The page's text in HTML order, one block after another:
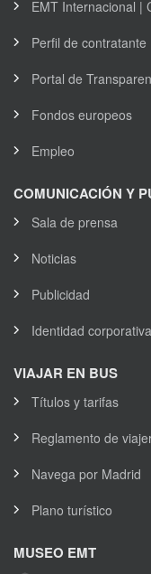
EMT Internacional |
Perfil de contratante
Portal de
Fondos europeos
Empleo
COMUNICACIÓN Y
Sala de prensa
Noticias
Publicidad
Identidad corporativa
VIAJAR EN BUS
Títulos y tarifas
Reglamento de
Navega por Madrid
Plano turístico
MUSEO EMT